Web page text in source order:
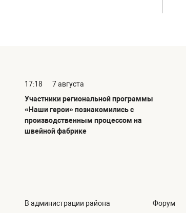
17:18
7 августа
Участники региональной программы
«Наши герои» познакомились с
производственным процессом на
швейной фабрике
В администрации района Форум